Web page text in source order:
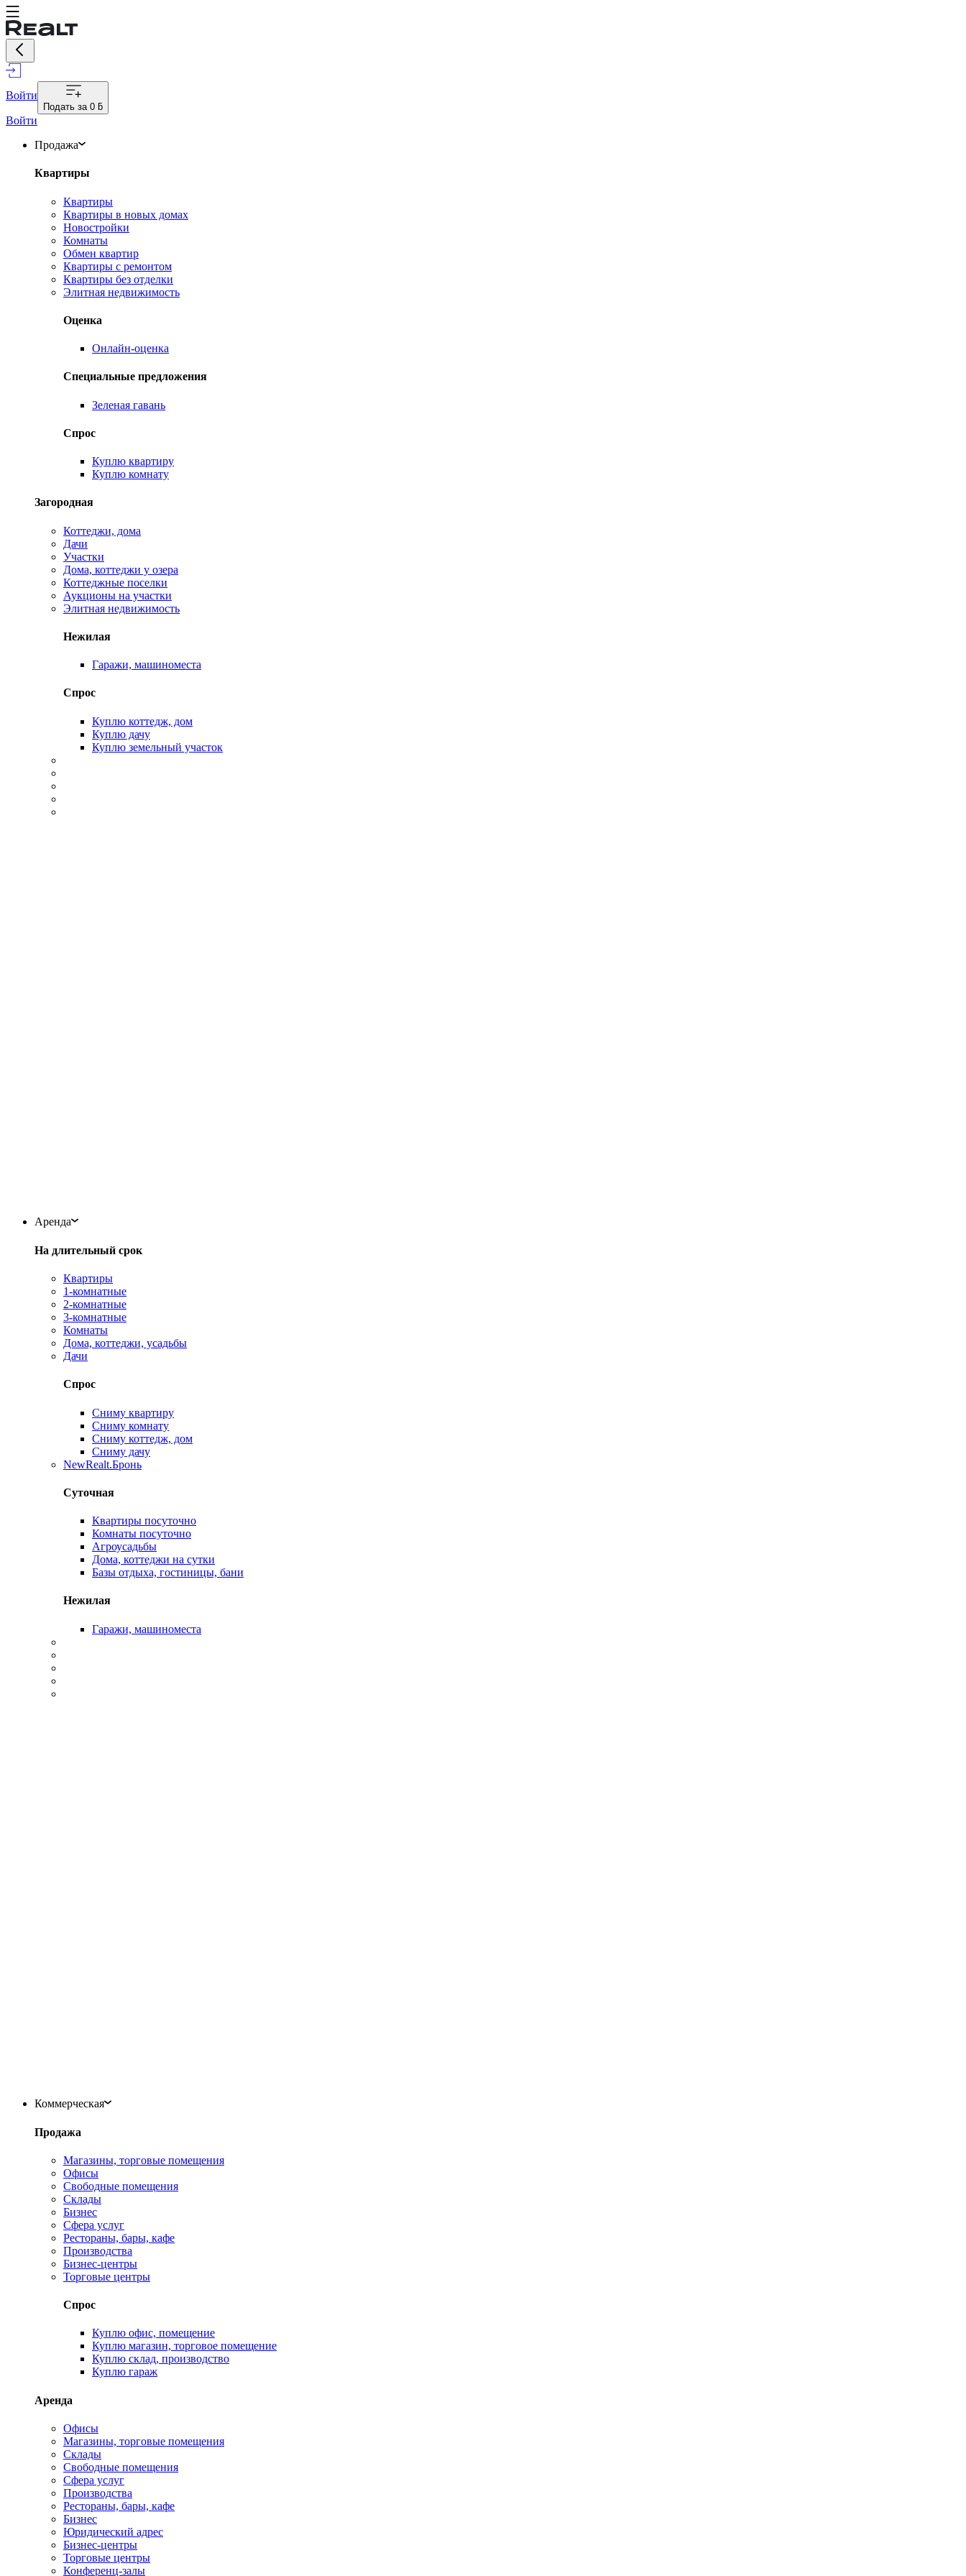
Войти
Подать за 0 ƃ
Войти
Продажа
Квартиры
Квартиры
Квартиры в новых домах
Новостройки
Комнаты
Обмен квартир
Квартиры с ремонтом
Квартиры без отделки
Элитная недвижимость
Оценка
Онлайн-оценка
Специальные предложения
Зеленая гавань
Спрос
Куплю квартиру
Куплю комнату
Загородная
Коттеджи, дома
Дачи
Участки
Дома, коттеджи у озера
Коттеджные поселки
Аукционы на участки
Элитная недвижимость
Нежилая
Гаражи, машиноместа
Спрос
Куплю коттедж, дом
Куплю дачу
Куплю земельный участок
Аренда
На длительный срок
Квартиры
1-комнатные
2-комнатные
3-комнатные
Комнаты
Дома, коттеджи, усадьбы
Дачи
Спрос
Сниму квартиру
Сниму комнату
Сниму коттедж, дом
Сниму дачу
NewRealt.Бронь
Суточная
Квартиры посуточно
Комнаты посуточно
Агроусадьбы
Дома, коттеджи на сутки
Базы отдыха, гостиницы, бани
Нежилая
Гаражи, машиноместа
Коммерческая
Продажа
Магазины, торговые помещения
Офисы
Свободные помещения
Склады
Бизнес
Сфера услуг
Рестораны, бары, кафе
Производства
Бизнес-центры
Торговые центры
Спрос
Куплю офис, помещение
Куплю магазин, торговое помещение
Куплю склад, производство
Куплю гараж
Аренда
Офисы
Магазины, торговые помещения
Склады
Свободные помещения
Сфера услуг
Производства
Рестораны, бары, кафе
Бизнес
Юридический адрес
Бизнес-центры
Торговые центры
Конференц-залы